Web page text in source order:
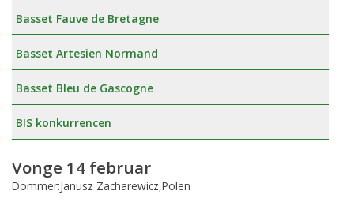
Basset Fauve de Bretagne
Basset Artesien Normand
Basset Bleu de Gascogne
BIS konkurrencen
Vonge 14 februar
Dommer:Janusz Zacharewicz,Polen